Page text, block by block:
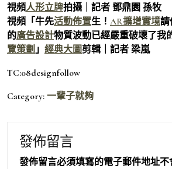
視頻人形立牌拍攝｜記者 鄧鼎園 孫牧
視頻「牛先活動佈置生！ AR擴增實境請
的廣告設計物質波動已經嚴重破壞了我
覽策劃 」 經典大圖剪輯｜記者 梁嵐
TC:08designfollow
Category: 一輩子就夠
發佈留言
發佈留言必須填寫的電子郵件地址不